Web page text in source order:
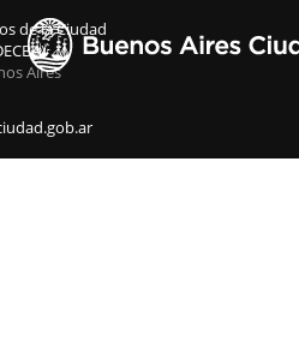
de la Ciudad
Aires